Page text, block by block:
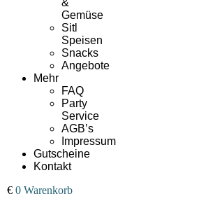
&
Gemüse
Sitl
Speisen
Snacks
Angebote
Mehr
FAQ
Party
Service
AGB’s
Impressum
Gutscheine
Kontakt
€ 0 Warenkorb